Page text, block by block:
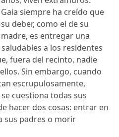
Gaia siempre ha creído que
su deber, como el de su
madre, es entregar una
a los residentes
fuera del recinto, nadie
Sin embargo, cuando
escrupulosamente,
cuestiona todas sus
hacer dos cosas: entrar en
sus padres o morir